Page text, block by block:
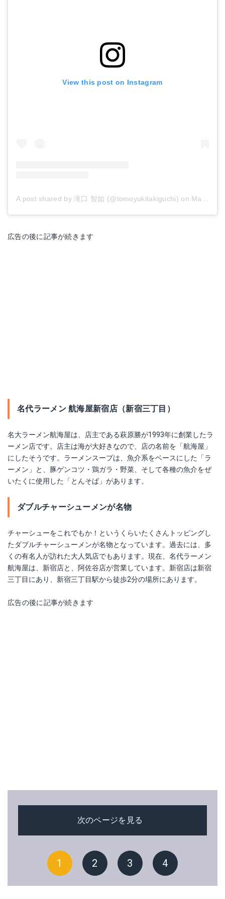
View this post on Instagram
A post shared by 滝口 智如 (@tomoyukitakiguchi) on Mar 6, 2018 at 3:09am PST
広告の後に記事が続きます
名代ラーメン 航海屋新宿店（新宿三丁目）
名大ラーメン航海屋は、店主である萩原勝が1993年に創業したラ
ーメン店です。店主は海が大好きなので、店の名前を「航海屋」
にしたそうです。ラーメンスープは、魚介系をベースにした「ラ
ーメン」と、豚ゲンコツ・鶏ガラ・野菜、そして各種の魚介をぜ
いたくに使用した「とんそば」があります。
ダブルチャーシューメンが名物
チャーシューをこれでもか！というくらいたくさんトッピングし
たダブルチャーシューメンが名物となっています。過去には、多
くの有名人が訪れた大人気店でもあります。現在、名代ラーメン
航海屋は、新宿店と、阿佐谷店が営業しています。新宿店は新宿
三丁目にあり、新宿三丁目駅から徒歩2分の場所にあります。
広告の後に記事が続きます
次のページを見る
1 2 3 4